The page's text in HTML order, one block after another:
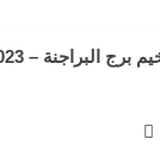
البراجنة – 2023